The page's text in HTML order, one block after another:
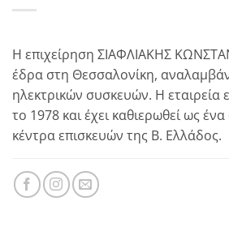
Η επιχείρηση ΣΙΑΦΛΙΑΚΗΣ
έδρα στη Θεσσαλονίκη,
ηλεκτρικών συσκευών. Η εταιρεία
το 1978 και έχει καθιερωθεί ως
κέντρα επισκευών της Β. Ελλάδος.